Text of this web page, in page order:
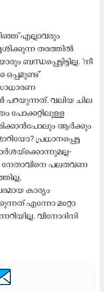
എല്ലാവരും
തരത്തിൽ
ബന്ധപ്പെട്ടിട്ടില്ല. ‘നീ
പറയുന്നത്. വലിയ ചില
പോക്കറ്റിലുള്ള
ആർക്കും
പ്രധാനപ്പെട്ട
ഒരു നേതാവിനെ പലതവണ
കാര്യം
എന്നോ മറ്റോ
വിനോദിനി